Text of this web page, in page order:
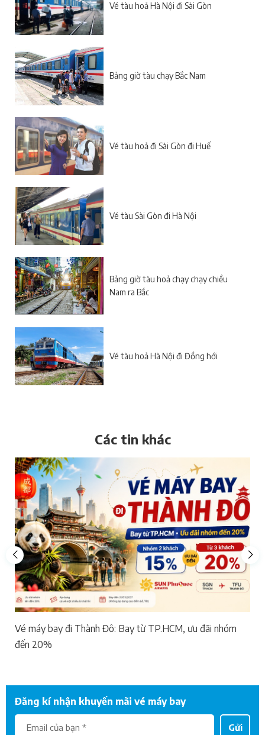
Vé tàu hoả Hà Nội đi Sài Gòn
Bảng giờ tàu chạy Bắc Nam
Vé tàu hoả đi Sài Gòn đi Huế
Vé tàu Sài Gòn đi Hà Nội
Bảng giờ tàu hoả chạy chạy chiều
Nam ra Bắc
Vé tàu hoả Hà Nội đi Đồng hới
Các tin khác
Vé máy bay đi Thành Đô: Bay từ TP.HCM, ưu đãi nhóm
đến 20%
Đăng kí nhận khuyến mãi vé máy bay
Gửi